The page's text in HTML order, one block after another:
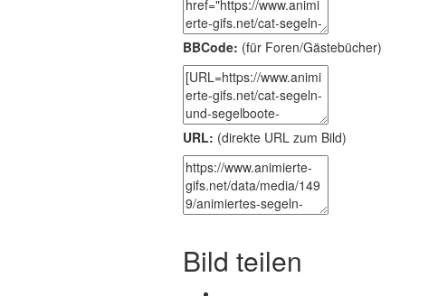
BBCode: (für Foren/Gästebücher)
URL: (direkte URL zum Bild)
Bild teilen